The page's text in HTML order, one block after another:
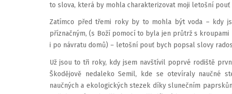
to slova, která by mohla charakterizovat moji letošní pouť
Zatímco před třemi roky by to mohla být voda – kdy
příznačným, (s Boží pomocí to byla jen průtrž s
i po návratu domů) – letošní pouť bych popsal slovy
Už jsou to tři roky, kdy jsem navštívil poprvé rodiště
Škodějově nedaleko Semil, kde se otevíraly naučné
naučných a ekologických stezek díky slunečním